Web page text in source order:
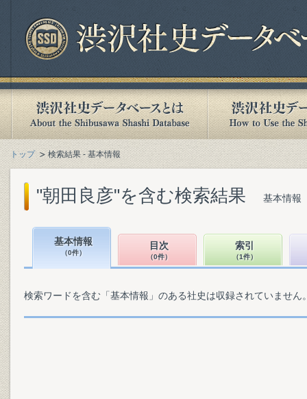
トップ 検索結果 - 基本情報
"朝田良彦"を含む検索結果 基本情報
基本情報
（0件）
目次
（0件）
索引
（1件）
検索ワードを含む「基本情報」のある社史は収録されていません